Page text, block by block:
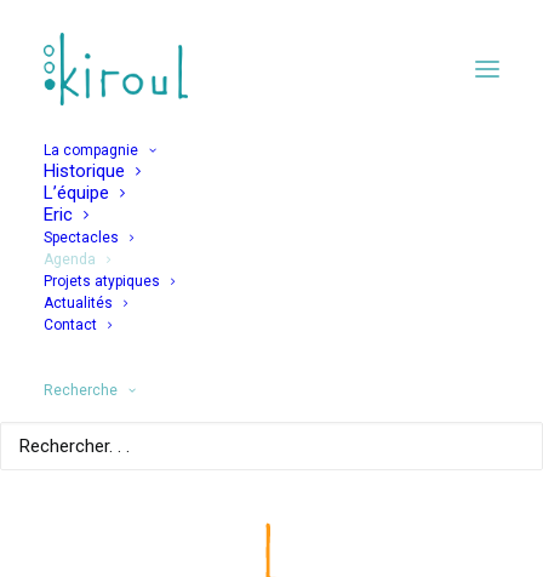
La compagnie
Historique
L’équipe
Eric
Spectacles
Agenda
Projets atypiques
Actualités
Contact
Recherche